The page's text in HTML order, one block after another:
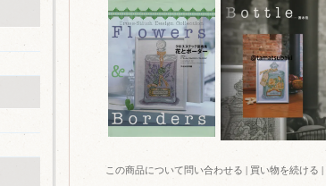
この商品について問い合わせる 買い物を続ける